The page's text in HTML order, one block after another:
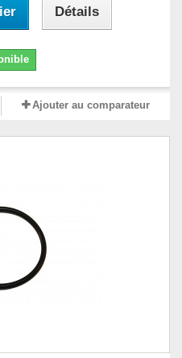
Détails
Ajouter au comparateur